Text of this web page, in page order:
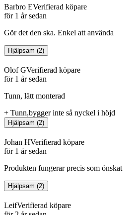
Barbro EVerifierad köpare
för 1 år sedan
Gör det den ska. Enkel att använda
Hjälpsam (2)
Olof GVerifierad köpare
för 1 år sedan
Tunn, lätt monterad
+ Tunn,bygger inte så nyckel i höjd
Hjälpsam (2)
Johan HVerifierad köpare
för 1 år sedan
Produkten fungerar precis som önskat
Hjälpsam (2)
LeifVerifierad köpare